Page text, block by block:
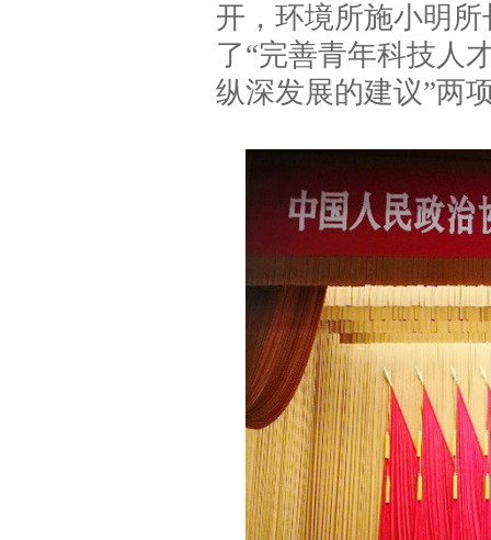
开，环境所施小明
了“完善青年科技人
纵深发展的建议”两